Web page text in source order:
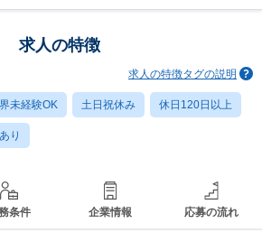
求人の特徴
求人の特徴タグの説明
未経験OK 土日祝休み 休日120日以上
り
条件 企業情報 応募の流れ